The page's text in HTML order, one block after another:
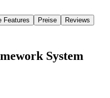
Features Preise Reviews
System